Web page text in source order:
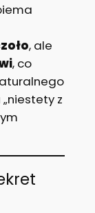
, ale
, co
z